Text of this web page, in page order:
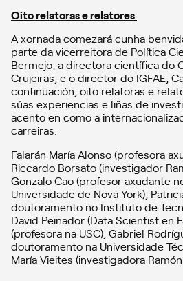
Oito relatoras e relatores
A xornada comezará cunha
parte da vicerreitora de Política
Bermejo, a directora científica do
Crujeiras, e o director do IGFAE,
continuación, oito relatoras e
súas experiencias e liñas de
acento en como a
carreiras.
Falarán María Alonso (profesora
Riccardo Borsato (investigador
Gonzalo Cao (profesor axudante
Universidade de Nova York),
doutoramento no Instituto de
David Peinador (Data Scientist en
(profesora na USC), Gabriel
doutoramento na Universidade
María Vieites (investigadora Ramón